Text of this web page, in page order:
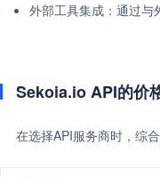
外部工具集成：通过与
Sekoia.io API的价
在选择API服务商时，综